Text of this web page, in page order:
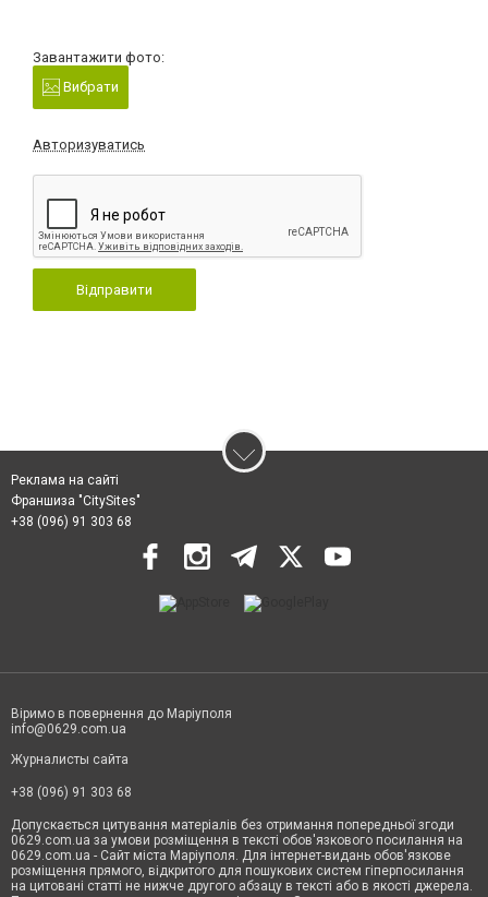
Завантажити фото:
Вибрати
Авторизуватись
Відправити
Реклама на сайті
Франшиза "CitySites"
+38 (096) 91 303 68
Віримо в повернення до Маріуполя
info@0629.com.ua
Журналисты сайта
+38 (096) 91 303 68
Допускається цитування матеріалів без отримання попередньої згоди
0629.com.ua за умови розміщення в тексті обов'язкового посилання на
0629.com.ua - Сайт міста Маріуполя. Для інтернет-видань обов'язкове
розміщення прямого, відкритого для пошукових систем гіперпосилання
на цитовані статті не нижче другого абзацу в тексті або в якості джерела.